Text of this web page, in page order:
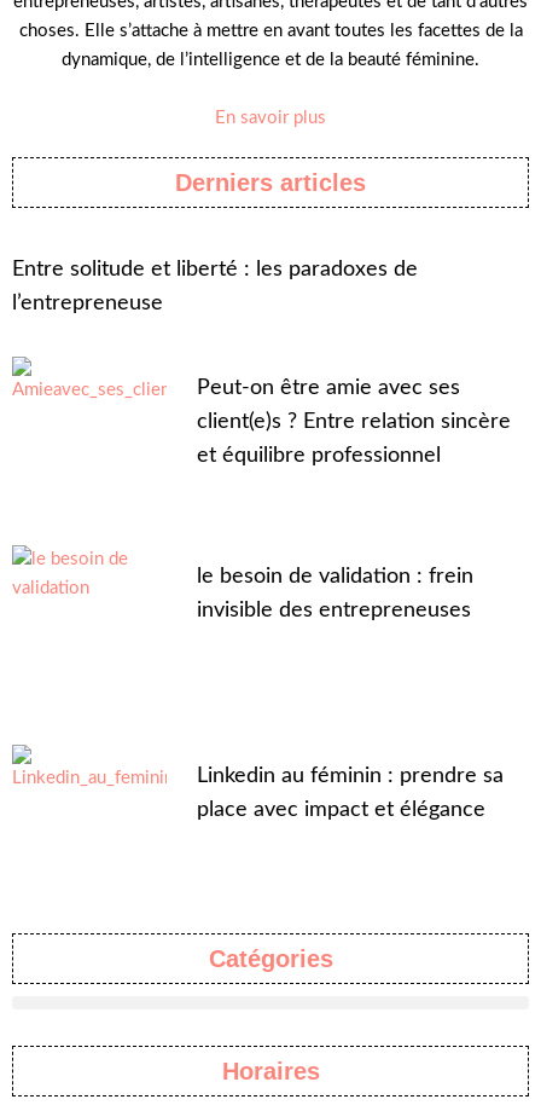
choses. Elle s’attache à mettre en avant toutes les facettes de la
dynamique, de l’intelligence et de la beauté féminine.
En savoir plus
Derniers articles
Entre solitude et liberté : les paradoxes de
l’entrepreneuse
Peut-on être amie avec ses
client(e)s ? Entre relation sincère
et équilibre professionnel
le besoin de validation : frein
invisible des entrepreneuses
Linkedin au féminin : prendre sa
place avec impact et élégance
Catégories
Horaires